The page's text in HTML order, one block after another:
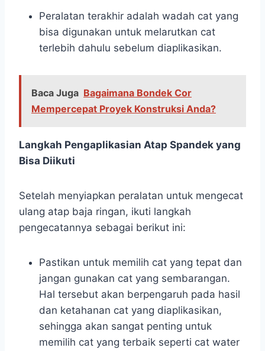
Peralatan terakhir adalah wadah cat yang
bisa digunakan untuk melarutkan cat
terlebih dahulu sebelum diaplikasikan.
Baca Juga Bagaimana Bondek Cor
Mempercepat Proyek Konstruksi Anda?
Langkah Pengaplikasian Atap Spandek yang
Bisa Diikuti
Setelah menyiapkan peralatan untuk mengecat
ulang atap baja ringan, ikuti langkah
pengecatannya sebagai berikut ini:
Pastikan untuk memilih cat yang tepat dan
jangan gunakan cat yang sembarangan.
Hal tersebut akan berpengaruh pada hasil
dan ketahanan cat yang diaplikasikan,
sehingga akan sangat penting untuk
memilih cat yang terbaik seperti cat water